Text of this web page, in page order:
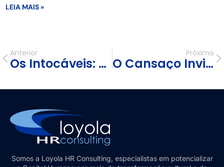
LEIA MAIS »
Anterior
Os Intocáveis: Quando a Incompetência Vira Cultura nas Empresas
Próximo
O Cansaço Invisível das Organizações: Quando O Burnout É Da Empresa, Não Do Colaborador.
Somos a Loyola HR Consulting, especialistas em potencializar